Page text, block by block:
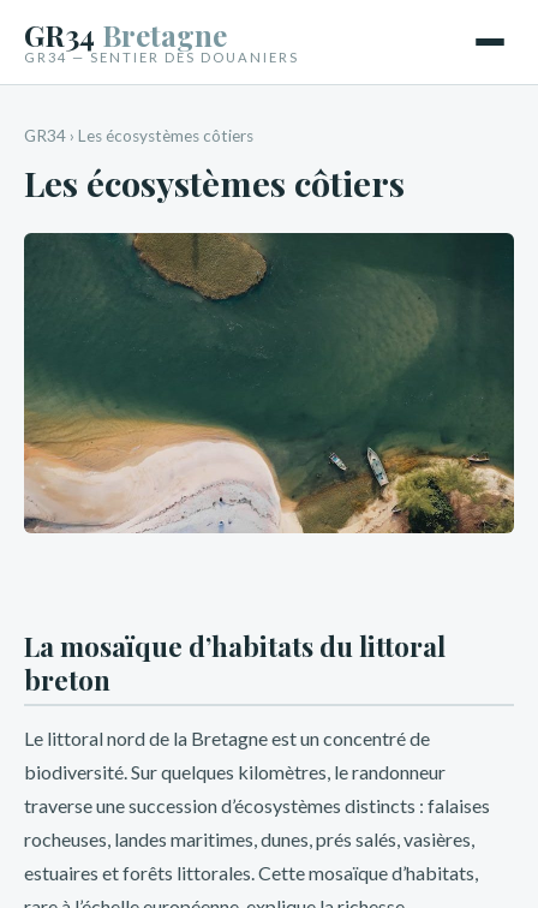
GR34 Bretagne
GR34 — SENTIER DES DOUANIERS
GR34 › Les écosystèmes côtiers
Les écosystèmes côtiers
La mosaïque d’habitats du littoral
breton
Le littoral nord de la Bretagne est un concentré de
biodiversité. Sur quelques kilomètres, le randonneur
traverse une succession d’écosystèmes distincts : falaises
rocheuses, landes maritimes, dunes, prés salés, vasières,
estuaires et forêts littorales. Cette mosaïque d’habitats,